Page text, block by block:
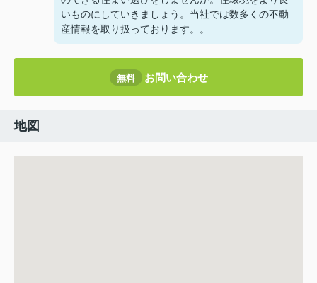
いものにしていきましょう。当社では数多くの不動
産情報を取り扱っております。。
無料 お問い合わせ
地図